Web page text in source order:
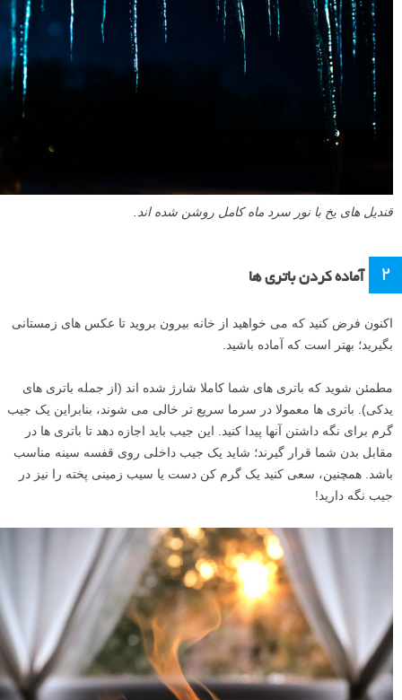
قندیل های یخ با نور سرد ماه کامل روشن شده اند.
۲ آماده کردن باتری ها
اکنون فرض کنید که می خواهید از خانه بیرون بروید تا عکس های زمستانی
بگیرید؛ بهتر است که آماده باشید.
مطمئن شوید که باتری های شما کاملا شارژ شده اند (از جمله باتری های
یدکی). باتری ها معمولا در سرما سریع تر خالی می شوند، بنابراین یک جیب
گرم برای نگه داشتن آنها پیدا کنید. این جیب باید اجازه دهد تا باتری ها در
مقابل بدن شما قرار گیرند؛ شاید یک جیب داخلی روی قفسه سینه مناسب
باشد. همچنین، سعی کنید یک گرم کن دست یا سیب زمینی پخته را نیز در
جیب نگه دارید!